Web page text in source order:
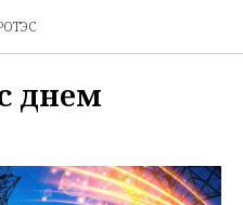
днем